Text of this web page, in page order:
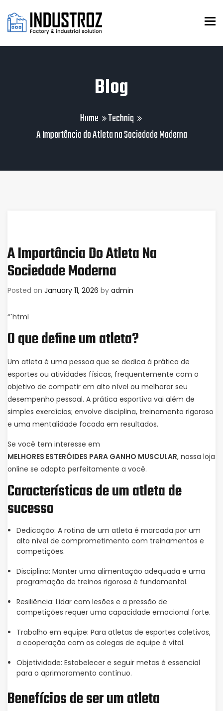
Blog
Home
Techniq
A Importância do Atleta na Sociedade Moderna
A Importância Do Atleta Na
Sociedade Moderna
Posted on January 11, 2026 by admin
“`html
O que define um atleta?
Um atleta é uma pessoa que se dedica à prática de
esportes ou atividades físicas, frequentemente com o
objetivo de competir em alto nível ou melhorar seu
desempenho pessoal. A prática esportiva vai além de
simples exercícios; envolve disciplina, treinamento rigoroso
e uma mentalidade focada em resultados.
Se você tem interesse em
MELHORES ESTERÓIDES PARA GANHO MUSCULAR, nossa loja
online se adapta perfeitamente a você.
Características de um atleta de
sucesso
Dedicação: A rotina de um atleta é marcada por um
alto nível de comprometimento com treinamentos e
competições.
Disciplina: Manter uma alimentação adequada e uma
programação de treinos rigorosa é fundamental.
Resiliência: Lidar com lesões e a pressão de
competições requer uma capacidade emocional forte.
Trabalho em equipe: Para atletas de esportes coletivos,
a cooperação com os colegas de equipe é vital.
Objetividade: Estabelecer e seguir metas é essencial
para o aprimoramento contínuo.
Benefícios de ser um atleta